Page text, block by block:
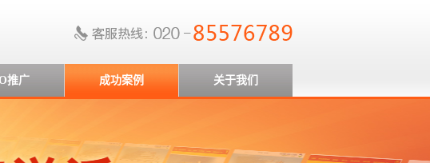
推广 成功案例
成功案例
关于我们